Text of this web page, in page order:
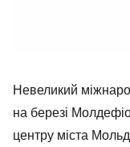
Невеликий
на березі
центру міста